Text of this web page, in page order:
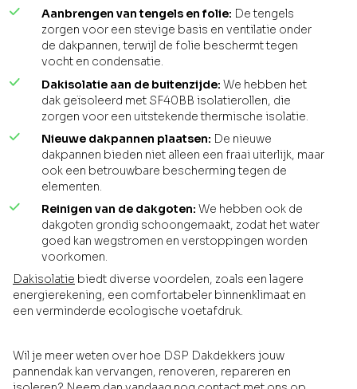
Aanbrengen van tengels en folie: De tengels
zorgen voor een stevige basis en ventilatie onder
de dakpannen, terwijl de folie beschermt tegen
vocht en condensatie.
Dakisolatie aan de buitenzijde: We hebben het
dak geïsoleerd met SF40BB isolatierollen, die
zorgen voor een uitstekende thermische isolatie.
Nieuwe dakpannen plaatsen: De nieuwe
dakpannen bieden niet alleen een fraai uiterlijk, maar
ook een betrouwbare bescherming tegen de
elementen.
Reinigen van de dakgoten: We hebben ook de
dakgoten grondig schoongemaakt, zodat het water
goed kan wegstromen en verstoppingen worden
voorkomen.
Dakisolatie biedt diverse voordelen, zoals een lagere
energierekening, een comfortabeler binnenklimaat en
een verminderde ecologische voetafdruk.
Wil je meer weten over hoe DSP Dakdekkers jouw
pannendak kan vervangen, renoveren, repareren en